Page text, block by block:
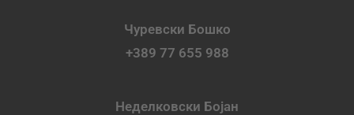
Чуревски Бошко
+389 77 655 988
Неделковски Бојан